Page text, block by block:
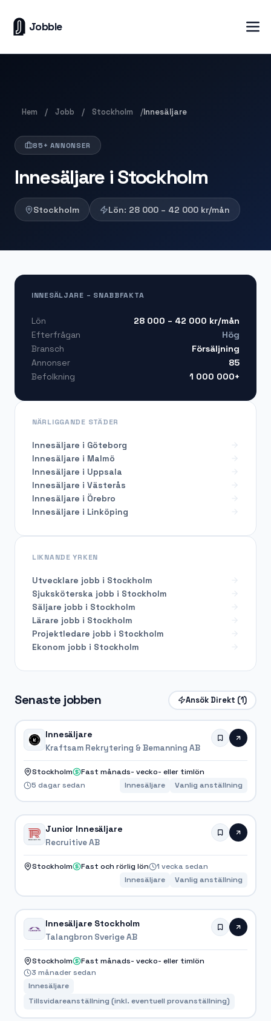
Jobble
Hem / Jobb / Stockholm /Innesäljare
85+ ANNONSER
Innesäljare i Stockholm
Stockholm Lön: 28 000 – 42 000 kr/mån
Senaste jobben Ansök Direkt (1)
Innesäljare
Kraftsam Rekrytering & Bemanning AB
Stockholm
Fast månads- vecko- eller timlön
5 dagar sedan
Innesäljare Vanlig anställning
Junior Innesäljare
Recruitive AB
Stockholm Fast och rörlig lön
1 vecka sedan
Innesäljare
Vanlig anställning
Innesäljare Stockholm
Talangbron Sverige AB
Stockholm
Fast månads- vecko- eller timlön
3 månader sedan
Innesäljare
Tillsvidareanställning (inkl. eventuell provanställning)
INNESÄLJARE – SNABBFAKTA
Lön 28 000 – 42 000 kr/mån
Efterfrågan
Hög
Bransch
Försäljning
Annonser
85
Befolkning
1 000 000+
NÄRLIGGANDE STÄDER
Innesäljare i Göteborg
Innesäljare i Malmö
Innesäljare i Uppsala
Innesäljare i Västerås
Innesäljare i Örebro
Innesäljare i Linköping
LIKNANDE YRKEN
Utvecklare jobb i Stockholm
Sjuksköterska jobb i Stockholm
Säljare jobb i Stockholm
Lärare jobb i Stockholm
Projektledare jobb i Stockholm
Ekonom jobb i Stockholm